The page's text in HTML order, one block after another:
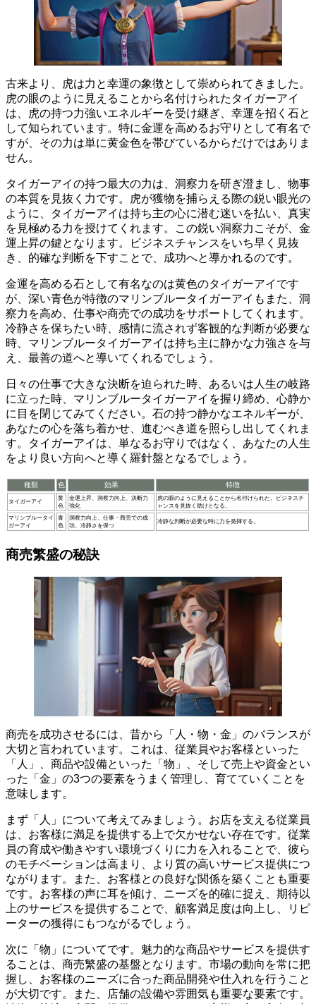
古来より、虎は力と幸運の象徴として崇められてきました。
虎の眼のように見えることから名付けられたタイガーアイ
は、
虎の持つ力強いエネルギーを受け継ぎ、幸運を招く石と
して知られています。特に金運を高めるお守りとして有名で
すが、その力は単に黄金色を帯びているからだけではありま
せん。
タイガーアイの持つ最大の力は、 洞察力を研ぎ澄まし、物事
の本質を見抜く力です。虎が獲物を捕らえる際の鋭い眼光の
ように、タイガーアイは持ち主の心に潜む迷いを払い、真実
を見極める力を授けてくれます。この鋭い洞察力こそが、金
運上昇の鍵となります。ビジネスチャンスをいち早く見抜
き、的確な判断を下すことで、成功へと導かれるのです。
金運を高める石として有名なのは黄色のタイガーアイです
が、 深い青色が特徴のマリンブルータイガーアイもまた、洞
察力を高め、仕事や商売での成功をサポート してくれます。
冷静さを保ちたい時、感情に流されず客観的な判断が必要な
時、マリンブルータイガーアイは持ち主に静かな力強さを与
え、最善の道へと導いてくれるでしょう。
日々の仕事で大きな決断を迫られた時、あるいは人生の岐路
に立った時、 マリンブルータイガーアイを握り締め、心静か
に目を閉じてみてください。石の持つ静かなエネルギーが、
あなたの心を落ち着かせ、進むべき道を照らし出してくれま
す。タイガーアイは、単なるお守りではなく、 あなたの人生
をより良い方向へと導く羅針盤となるでしょう。
種類 色 効果 特徴
タイガーアイ
黄
色
金運上昇、洞察力向上、決断力
強化
虎の眼のように見えることから名付けられた。ビジネスチ
ャンスを見抜く助けとなる。
マリンブルータイ
ガーアイ
青
色
洞察力向上、仕事・商売での成
功、冷静さを保つ
冷静な判断が必要な時に力を発揮する。
商売繁盛の秘訣
商売を成功させるには、昔から「人・物・金」のバランスが
大切と言われています。これは、 従業員やお客様といった
「人」、商品や設備といった「物」、そして売上や資金とい
った「金」の3つの要素をうまく管理し、育てていくこと を
意味します。
まず「人」について考えてみましょう。お店を支える従業員
は、お客様に満足を提供する上で欠かせない存在です。 従業
員の育成や働きやすい環境づくりに力を入れることで、彼ら
のモチベーションは高まり、より質の高いサービス提供につ
ながります。また、お客様との良好な関係を築くことも重要
です。お客様の声に耳を傾け、ニーズを的確に捉え、期待以
上のサービスを提供することで、顧客満足度は向上し、リピ
ーターの獲得にもつながるでしょう。
次に「物」についてです。 魅力的な商品やサービスを提供す
ることは、商売繁盛の基盤となります。市場の動向を常に把
握し、お客様のニーズに合った商品開発や仕入れを行うこと
が大切です。また、店舗の設備や雰囲気も重要な要素です。